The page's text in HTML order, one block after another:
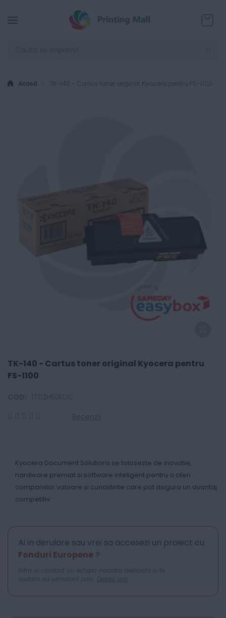
Acasă TK-140 - Cartus toner original Kyocera pentru FS-1100
TK-140 - Cartus toner original Kyocera pentru
FS-1100
Kyocera Document Solutions se foloseste de inovatie,
hardware premiat si software inteligent pentru a oferi
companiilor valoare si cunostinte care pot asigura un avantaj
competitiv.
Ai in derulare sau vrei sa accesezi un proiect cu
Fonduri Europene ?
Intra in contact cu echipa noastra dedicata si te
ajutam cu urmatorii pasi. Detalii aici